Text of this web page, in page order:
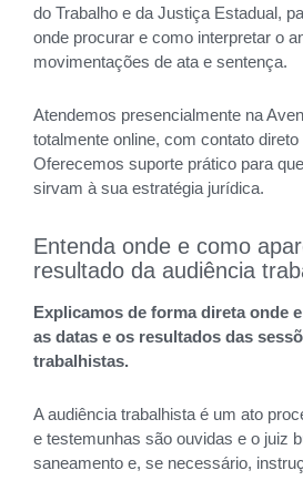
do Trabalho e da Justiça Estadual,
onde procurar e como interpretar o
movimentações de ata e sentença.
Atendemos presencialmente na
totalmente online, com contato
Oferecemos suporte prático para
sirvam à sua estratégia jurídica.
Entenda onde e como
resultado da audiência
Explicamos de forma direta onde
as datas e os resultados das
trabalhistas.
A audiência trabalhista é um ato
e testemunhas são ouvidas e o juiz
saneamento e, se necessário,